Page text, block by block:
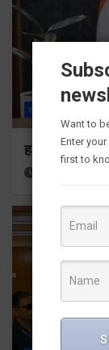
राज्य
हर घर तिरंगा
Want to
Enter
first to